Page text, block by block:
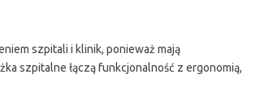
szpitali i klinik, ponieważ mają
szpitalne łączą funkcjonalność z ergonomią,